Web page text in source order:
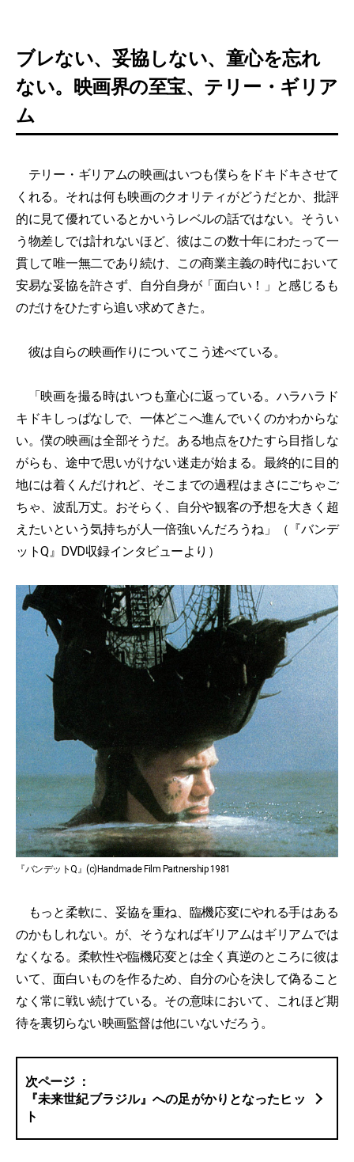
ブレない、妥協しない、童心を忘れ
ない。映画界の至宝、テリー・ギリア
ム
テリー・ギリアムの映画はいつも僕らをドキドキさせて
くれる。それは何も映画のクオリティがどうだとか、批評
的に見て優れているとかいうレベルの話ではない。そうい
う物差しでは計れないほど、彼はこの数十年にわたって一
貫して唯一無二であり続け、この商業主義の時代において
安易な妥協を許さず、自分自身が「面白い！」と感じるも
のだけをひたすら追い求めてきた。
彼は自らの映画作りについてこう述べている。
「映画を撮る時はいつも童心に返っている。ハラハラド
キドキしっぱなしで、一体どこへ進んでいくのかわからな
い。僕の映画は全部そうだ。ある地点をひたすら目指しな
がらも、途中で思いがけない迷走が始まる。最終的に目的
地には着くんだけれど、そこまでの過程はまさにごちゃご
ちゃ、波乱万丈。おそらく、自分や観客の予想を大きく超
えたいという気持ちが人一倍強いんだろうね」（『バンデ
ットQ』DVD収録インタビューより）
『バンデットQ』(c)Handmade Film Partnership 1981
もっと柔軟に、妥協を重ね、臨機応変にやれる手はある
のかもしれない。が、そうなればギリアムはギリアムでは
なくなる。柔軟性や臨機応変とは全く真逆のところに彼は
いて、面白いものを作るため、自分の心を決して偽ること
なく常に戦い続けている。その意味において、これほど期
待を裏切らない映画監督は他にいないだろう。
『未来世紀ブラジル』への足がかりとなったヒッ
ト